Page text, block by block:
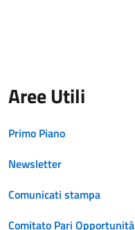
Aree Utili
Primo Piano
Newsletter
Comunicati stampa
Comitato Pari Opportunità